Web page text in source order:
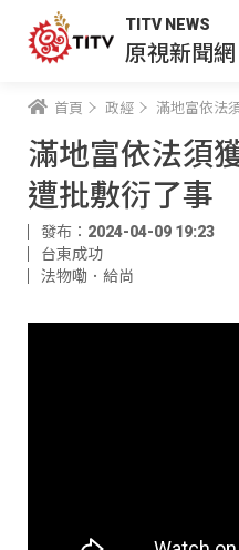
TITV NEWS
原視新聞網
首頁 政經 滿地富依法
滿地富依法須
遭批敷衍了事
發布：2024-04-09 19:23
台東成功
法物嘞．給尚